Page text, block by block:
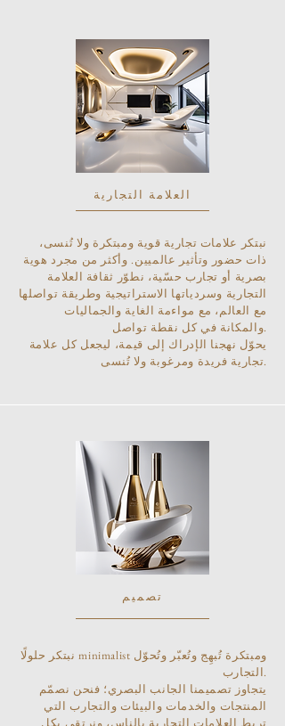
العلامة التجارية
نبتكر علامات تجارية قوية ومبتكرة ولا تُنسى،
ذات حضور وتأثير عالميين. وأكثر من مجرد هوية
بصرية أو تجارب حسّية، نطوّر ثقافة العلامة
التجارية وسردياتها الاستراتيجية وطريقة تواصلها
مع العالم، مع مواءمة الغاية والجماليات
والمكانة في كل نقطة تواصل.
يحوّل نهجنا الإدراك إلى قيمة، ليجعل كل علامة
تجارية فريدة ومرغوبة ولا تُنسى.
تصميم
نبتكر حلولًا minimalist ومبتكرة تُبهِج وتُعبّر وتُحوّل
التجارب.
يتجاوز تصميمنا الجانب البصري؛ فنحن نصمّم
المنتجات والخدمات والبيئات والتجارب التي
تربط العلامات التجارية بالناس، ونرتقي بكل